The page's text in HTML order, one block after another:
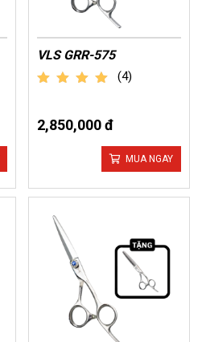
VLS GRR-575
(4)
2,850,000 đ
MUA NGAY